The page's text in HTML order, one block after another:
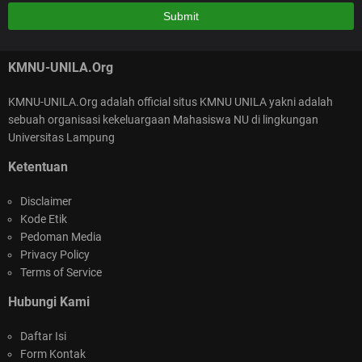
SELAMAT ATAS TEPILIHNYA KEPENGURUSAN
Berdampak di Bulan Suci Ramadan
KMNU-UNILA.Org
KMNU-UNILA.Org adalah official situs KMNU UNILA yakni adalah
sebuah organisasi kekeluargaan Mahasiswa NU di lingkungan
Universitas Lampung
Ketentuan
Disclaimer
Kode Etik
Pedoman Media
Privacy Policy
Terms of Service
Hubungi Kami
Daftar Isi
Form Kontak